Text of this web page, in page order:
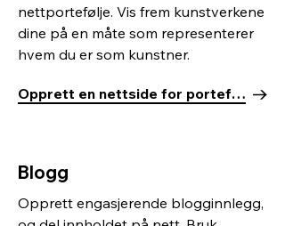
nettportefølje. Vis frem kunstverkene
dine på en måte som representerer
hvem du er som kunstner.
Opprett en nettside for portefølje
Blogg
Opprett engasjerende blogginnlegg,